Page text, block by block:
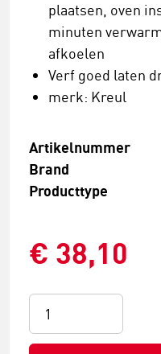
plaatsen, oven
minuten
afkoelen
Verf goed laten
merk: Kreul
Artikelnummer
Brand
Producttype
€ 38,10